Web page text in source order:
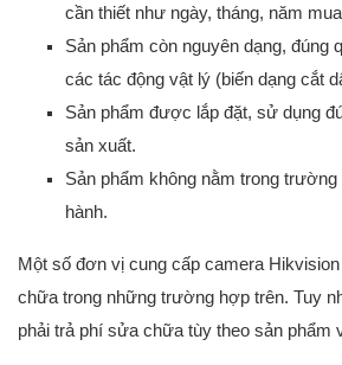
cần thiết như ngày, tháng, năm
Sản phẩm còn nguyên dạng, đúng
các tác động vật lý (biến dạng cắt
Sản phẩm được lắp đặt, sử dụng
sản xuất.
Sản phẩm không nằm trong
hành.
Một số đơn vị cung cấp camera
chữa trong những trường hợp trên. Tuy
phải trả phí sửa chữa tùy theo sản phẩm